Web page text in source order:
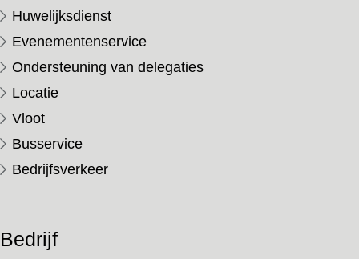
Huwelijksdienst
Evenementenservice
Ondersteuning van delegaties
Locatie
Vloot
Busservice
Bedrijfsverkeer
Bedrijf